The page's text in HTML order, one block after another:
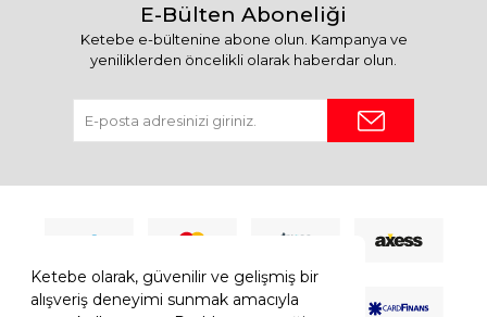
Ketebe olarak, güvenilir ve gelişmiş bir
alışveriş deneyimi sunmak amacıyla
E-Bülten Aboneliği
Ketebe e-bültenine abone olun. Kampanya ve
yeniliklerden öncelikli olarak haberdar olun.